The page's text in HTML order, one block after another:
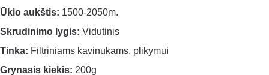
Ūkio aukštis: 1500-2050m.
Skrudinimo lygis: Vidutinis
Tinka: Filtriniams kavinukams, plikymui
Grynasis kiekis: 200g